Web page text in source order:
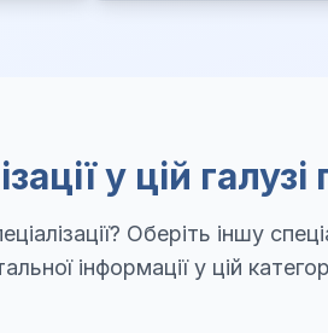
у цій
Оберіть іншу
інформації у цій